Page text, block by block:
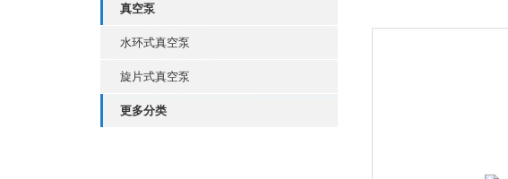
真空泵
水环式真空泵
旋片式真空泵
更多分类